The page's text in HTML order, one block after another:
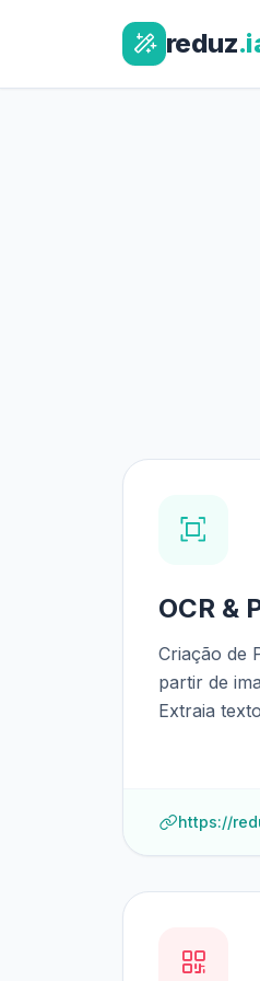
reduz
OCR &
Criação de
partir de
Extraia
https://